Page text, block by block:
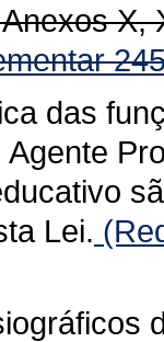
X,
das
Lei.